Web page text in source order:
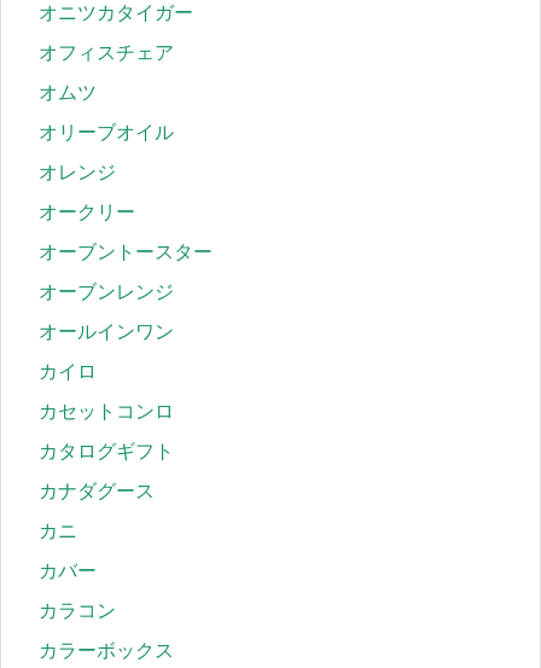
オニツカタイガー
オフィスチェア
オムツ
オリーブオイル
オレンジ
オークリー
オーブントースター
オーブンレンジ
オールインワン
カイロ
カセットコンロ
カタログギフト
カナダグース
カニ
カバー
カラコン
カラーボックス